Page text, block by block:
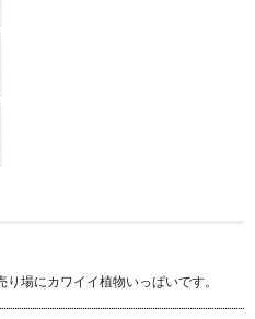
場にカワイイ植物いっぱいです。